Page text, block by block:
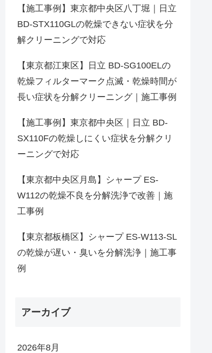
【施工事例】東京都中央区八丁堀｜日立
BD-STX110GLの乾燥できない症状を分
解クリーニングで対応
【東京都江東区】日立 BD-SG100ELの
乾燥フィルターマーク点滅・乾燥時間が
長い症状を分解クリーニング｜施工事例
【施工事例】東京都中央区｜日立 BD-
SX110Fの乾燥しにくい症状を分解クリ
ーニングで対応
【東京都中央区月島】シャープ ES-
W112の乾燥不良を分解洗浄で改善｜施
工事例
【東京都板橋区】シャープ ES-W113-SL
の乾燥が遅い・臭いを分解洗浄｜施工事
例
アーカイブ
2026年8月